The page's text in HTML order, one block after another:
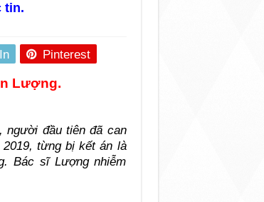
tin.
Pinterest
Lượng.
người đầu tiên đã can
từng bị kết án là
Bác sĩ Lượng nhiễm